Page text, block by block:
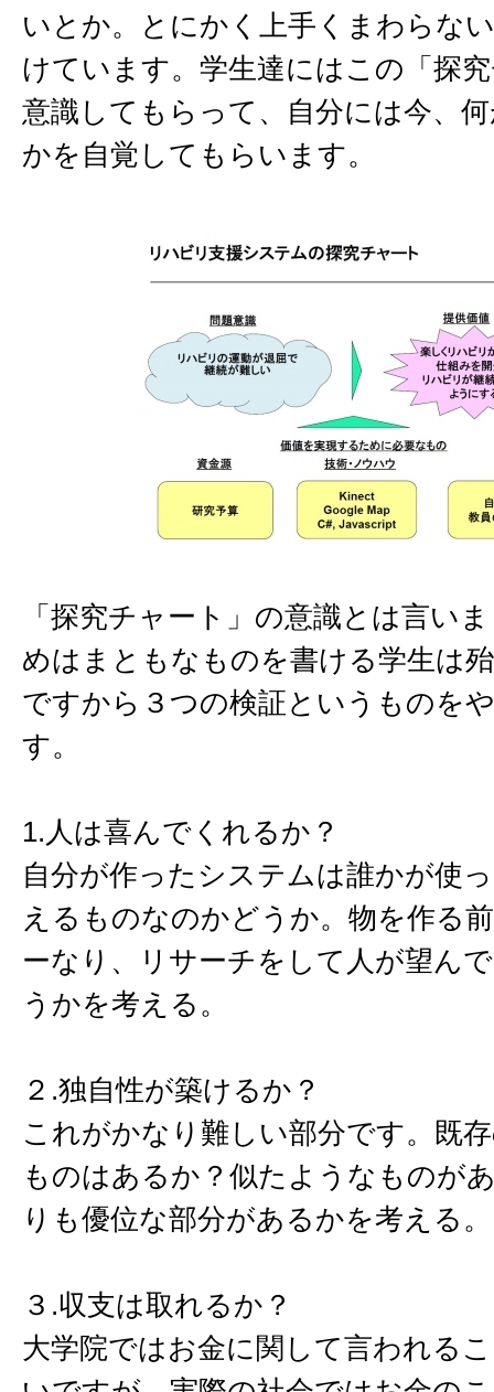
いとか。とにかく上手くまわらな
けています。学生達にはこの「探
意識してもらって、自分には今、
かを自覚してもらいます。
「探究チャート」の意識とは言い
めはまともなものを書ける学生は
ですから３つの検証というものを
す。
1.人は喜んでくれるか？
自分が作ったシステムは誰かが使
えるものなのかどうか。物を作る
ーなり、リサーチをして人が望ん
うかを考える。
２.独自性が築けるか？
これがかなり難しい部分です。既
ものはあるか？似たようなものが
りも優位な部分があるかを考える。
３.収支は取れるか？
大学院ではお金に関して言われる